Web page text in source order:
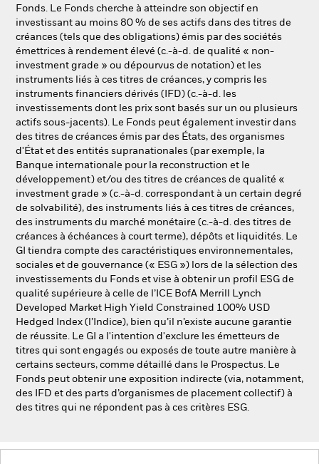
Fonds. Le Fonds cherche à atteindre son objectif en
investissant au moins 80 % de ses actifs dans des titres de
créances (tels que des obligations) émis par des sociétés
émettrices à rendement élevé (c.-à-d. de qualité « non-
investment grade » ou dépourvus de notation) et les
instruments liés à ces titres de créances, y compris les
instruments financiers dérivés (IFD) (c.-à-d. les
investissements dont les prix sont basés sur un ou plusieurs
actifs sous-jacents). Le Fonds peut également investir dans
des titres de créances émis par des États, des organismes
d'État et des entités supranationales (par exemple, la
Banque internationale pour la reconstruction et le
développement) et/ou des titres de créances de qualité «
investment grade » (c.-à-d. correspondant à un certain degré
de solvabilité), des instruments liés à ces titres de créances,
des instruments du marché monétaire (c.-à-d. des titres de
créances à échéances à court terme), dépôts et liquidités. Le
GI tiendra compte des caractéristiques environnementales,
sociales et de gouvernance (« ESG ») lors de la sélection des
investissements du Fonds et vise à obtenir un profil ESG de
qualité supérieure à celle de l’ICE BofA Merrill Lynch
Developed Market High Yield Constrained 100% USD
Hedged Index (l’Indice), bien qu’il n’existe aucune garantie
de réussite. Le GI a l'intention d'exclure les émetteurs de
titres qui sont engagés ou exposés de toute autre manière à
certains secteurs, comme détaillé dans le Prospectus. Le
Fonds peut obtenir une exposition indirecte (via, notamment,
des IFD et des parts d’organismes de placement collectif) à
des titres qui ne répondent pas à ces critères ESG.